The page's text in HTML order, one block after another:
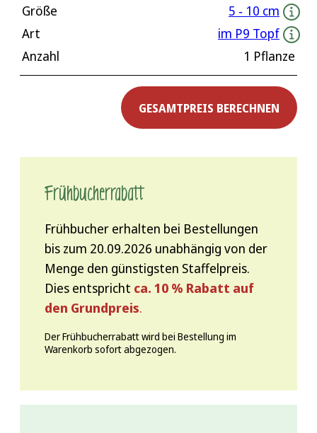
Größe
5 ‐ 10 cm
Art
im P9 Topf
Anzahl
1 Pflanze
GESAMTPREIS BERECHNEN
Frühbucher­rabatt
Frühbucher erhalten bei Bestellungen
bis zum 20.09.2026 unabhängig von der
Menge den günstigsten Staffelpreis.
Dies entspricht ca. 10 % Rabatt auf
den Grundpreis.
Der Frühbucherrabatt wird bei Bestellung im
Warenkorb sofort abgezogen.